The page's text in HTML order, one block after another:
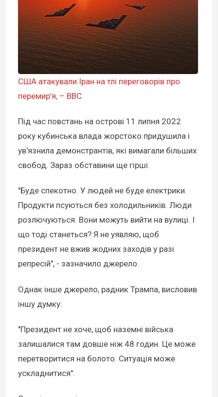
США атакували Іран на тлі переговорів про
перемир’я, – BBC
Під час повстань на острові 11 липня 2022
року кубинська влада жорстоко придушила і
ув'язнила демонстрантів, які вимагали більших
свобод. Зараз обставини ще гірші.
"Буде спекотно. У людей не буде електрики.
Продукти псуються без холодильників. Люди
розлючуються. Вони можуть вийти на вулиці. І
що тоді станеться? Я не уявляю, щоб
президент не вжив жодних заходів у разі
репресій", - зазначило джерело.
Однак інше джерело, радник Трампа, висловив
іншу думку:
"Президент не хоче, щоб наземні війська
залишалися там довше ніж 48 годин. Це може
перетворитися на болото. Ситуація може
ускладнитися".